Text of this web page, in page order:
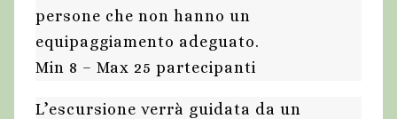
persone che non hanno un
equipaggiamento adeguato.
Min 8 – Max 25 partecipanti
L’escursione verrà guidata da un